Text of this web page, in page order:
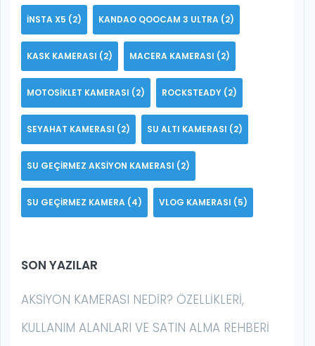
INSTA X5 (2) KANDAO QOOCAM 3 ULTRA (2)
KASK KAMERASI (2) MACERA KAMERASI (2)
MOTOSIKLET KAMERASI (2) ROCKSTEADY (2)
SEYAHAT KAMERASI (2) SU ALTI KAMERASI (2)
SU GEÇIRMEZ AKSIYON KAMERASI (2)
SU GEÇIRMEZ KAMERA (4) VLOG KAMERASI (5)
SON YAZILAR
AKSIYON KAMERASI NEDIR? ÖZELLIKLERI,
KULLANIM ALANLARI VE SATIN ALMA REHBERI